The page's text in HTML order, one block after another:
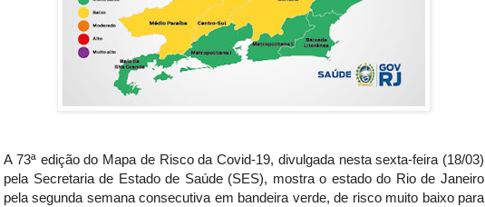
A 73ª edição do Mapa de Risco da Covid-19, divulgada nesta sexta-feira (18/03)
pela Secretaria de Estado de Saúde (SES), mostra o estado do Rio de Janeiro
pela segunda semana consecutiva em bandeira verde, de risco muito baixo para